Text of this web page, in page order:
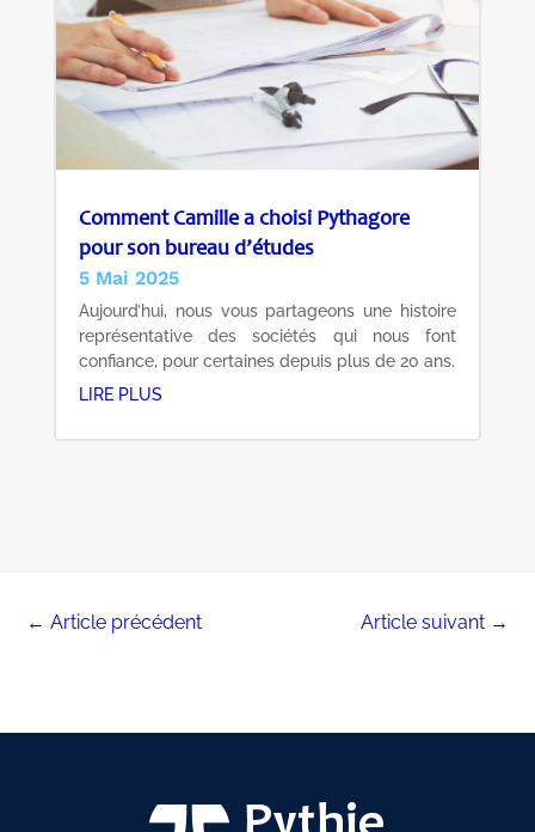
Comment Camille a choisi Pythagore
pour son bureau d’études
5 Mai 2025
Aujourd’hui, nous vous partageons une histoire
représentative des sociétés qui nous font
confiance, pour certaines depuis plus de 20 ans.
LIRE PLUS
←Article précédent Article suivant→